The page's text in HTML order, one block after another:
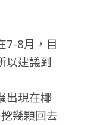
7-8月，目
以建議到
出現在椰
幾顆回去